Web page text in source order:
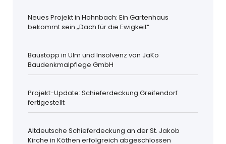
Neues Projekt in Hohnbach: Ein Gartenhaus
bekommt sein „Dach für die Ewigkeit“
Baustopp in Ulm und Insolvenz von JaKo
Baudenkmalpflege GmbH
Projekt-Update: Schieferdeckung Greifendorf
fertigestellt
Altdeutsche Schieferdeckung an der St. Jakob
Kirche in Köthen erfolgreich abgeschlossen